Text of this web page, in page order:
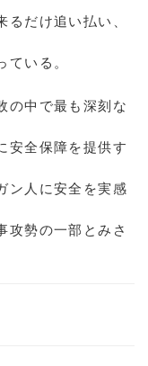
だけ追い払い、
ている。
の中で最も深刻な
安全保障を提供す
ン人に安全を実感
攻勢の一部とみさ